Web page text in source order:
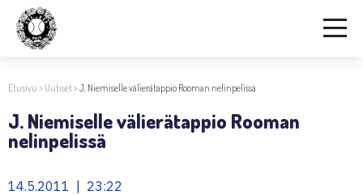
Etusivu > Uutiset>J. Niemiselle välierätappio Rooman nelinpelissä
J. Niemiselle välierätappio Rooman
nelinpelissä
14.5.2011 | 23:22